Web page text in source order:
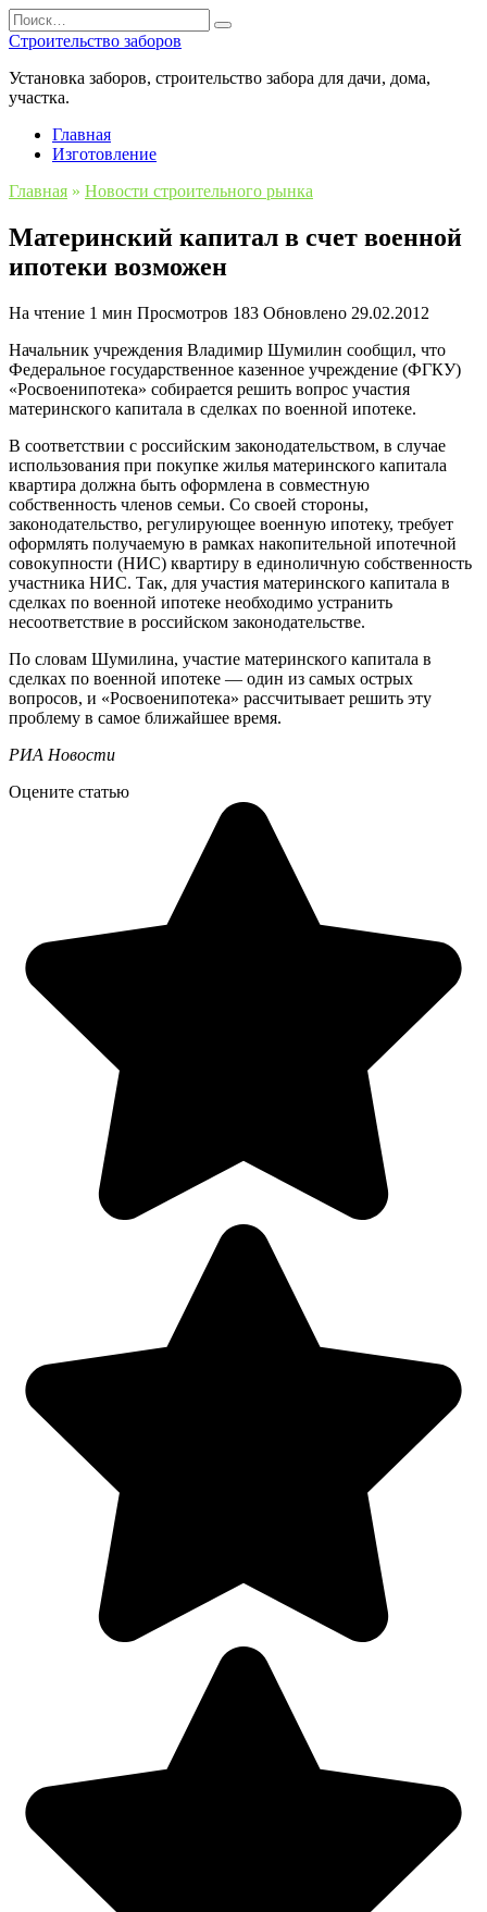
Перейти
к
содержанию
Search
for:
Строительство заборов
Установка заборов, строительство забора для дачи, дома,
участка.
Главная
Изготовление
Главная » Новости строительного рынка
Материнский капитал в счет военной
ипотеки возможен
На чтение 1 мин Просмотров 183 Обновлено 29.02.2012
Начальник учреждения Владимир Шумилин сообщил, что
Федеральное государственное казенное учреждение (ФГКУ)
«Росвоенипотека» собирается решить вопрос участия
материнского капитала в сделках по военной ипотеке.
В соответствии с российским законодательством, в случае
использования при покупке жилья материнского капитала
квартира должна быть оформлена в совместную
собственность членов семьи. Со своей стороны,
законодательство, регулирующее военную ипотеку, требует
оформлять получаемую в рамках накопительной ипотечной
совокупности (НИС) квартиру в единоличную собственность
участника НИС. Так, для участия материнского капитала в
сделках по военной ипотеке необходимо устранить
несоответствие в российском законодательстве.
По словам Шумилина, участие материнского капитала в
сделках по военной ипотеке — один из самых острых
вопросов, и «Росвоенипотека» рассчитывает решить эту
проблему в самое ближайшее время.
РИА Новости
Оцените статью